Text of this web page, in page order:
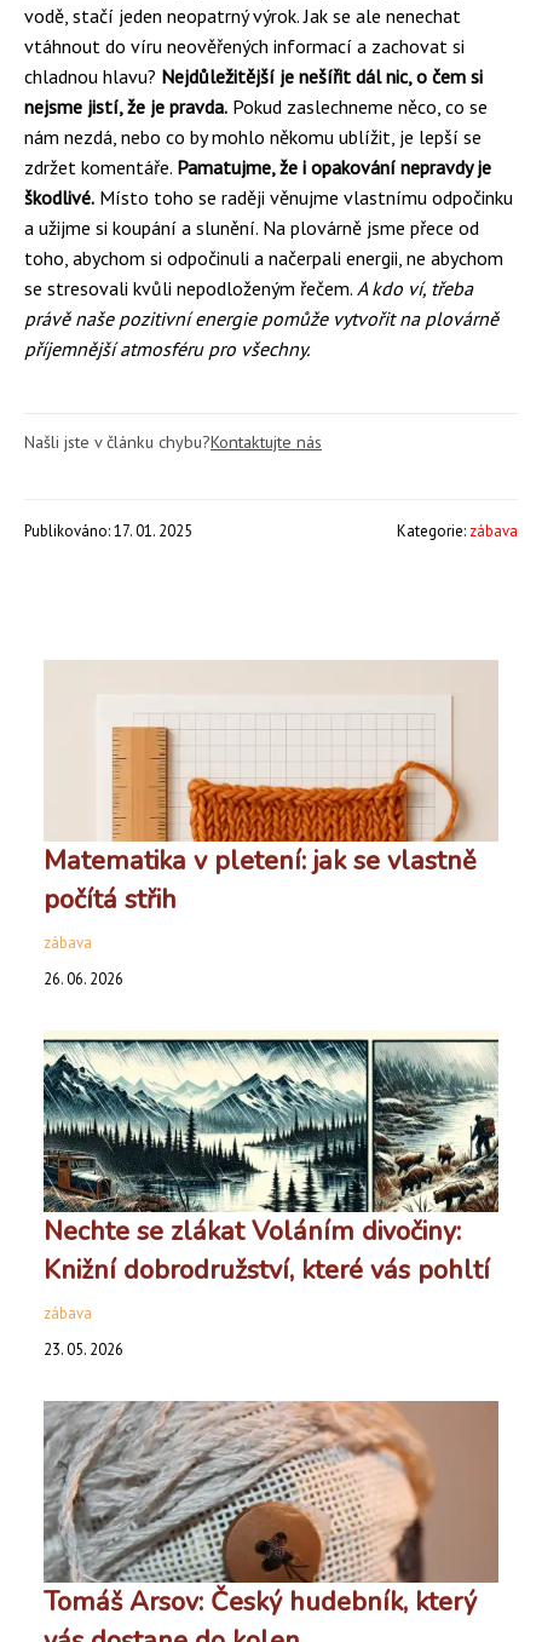
vodě, stačí jeden neopatrný výrok. Jak se ale nenechat
vtáhnout do víru neověřených informací a zachovat si
chladnou hlavu? Nejdůležitější je nešířit dál nic, o čem si
nejsme jistí, že je pravda. Pokud zaslechneme něco, co se
nám nezdá, nebo co by mohlo někomu ublížit, je lepší se
zdržet komentáře. Pamatujme, že i opakování nepravdy je
škodlivé. Místo toho se raději věnujme vlastnímu odpočinku
a užijme si koupání a slunění. Na plovárně jsme přece od
toho, abychom si odpočinuli a načerpali energii, ne abychom
se stresovali kvůli nepodloženým řečem. A kdo ví, třeba
právě naše pozitivní energie pomůže vytvořit na plovárně
příjemnější atmosféru pro všechny.
Našli jste v článku chybu?Kontaktujte nás
Publikováno: 17. 01. 2025 Kategorie: zábava
Matematika v pletení: jak se vlastně
počítá střih
zábava
26. 06. 2026
Nechte se zlákat Voláním divočiny:
Knižní dobrodružství, které vás pohltí
zábava
23. 05. 2026
Tomáš Arsov: Český hudebník, který